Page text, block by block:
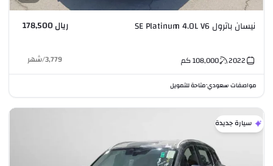
نيسان باترول SE Platinum 4.0L V6 ريال 178,500
2022
108,000كم 3,779
/شهر
مواصفات سعودي•متاحة للتمويل
سيارة جديدة